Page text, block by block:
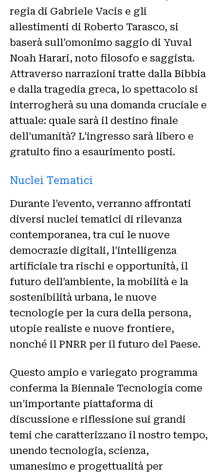
regia di Gabriele Vacis e gli
allestimenti di Roberto Tarasco, si
baserà sull’omonimo saggio di Yuval
Noah Harari, noto filosofo e saggista.
Attraverso narrazioni tratte dalla Bibbia
e dalla tragedia greca, lo spettacolo si
interrogherà su una domanda cruciale e
attuale: quale sarà il destino finale
dell’umanità? L’ingresso sarà libero e
gratuito fino a esaurimento posti.
Nuclei Tematici
Durante l’evento, verranno affrontati
diversi nuclei tematici di rilevanza
contemporanea, tra cui le nuove
democrazie digitali, l’intelligenza
artificiale tra rischi e opportunità, il
futuro dell’ambiente, la mobilità e la
sostenibilità urbana, le nuove
tecnologie per la cura della persona,
utopie realiste e nuove frontiere,
nonché il PNRR per il futuro del Paese.
Questo ampio e variegato programma
conferma la Biennale Tecnologia come
un’importante piattaforma di
discussione e riflessione sui grandi
temi che caratterizzano il nostro tempo,
unendo tecnologia, scienza,
umanesimo e progettualità per